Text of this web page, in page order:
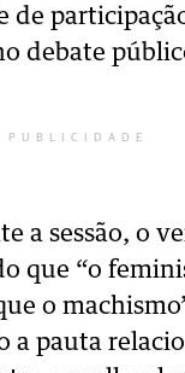
de
debate
PUBLICIDADE
a sessão, o
que “o
o
a pauta